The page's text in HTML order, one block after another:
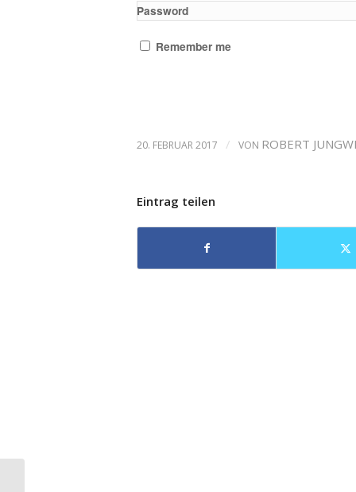
Password
Remember me
20. FEBRUAR 2017 / VON ROBERT
Eintrag teilen